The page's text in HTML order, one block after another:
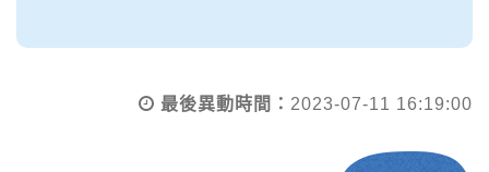
最後異動時間： 2023-07-11 16:19:00